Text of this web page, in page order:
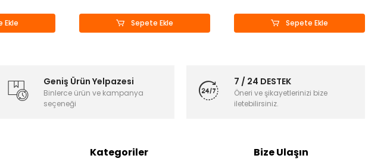
Ekle Sepete Ekle Sepete Ekle
Geniş Ürün Yelpazesi
Binlerce ürün ve kampanya
seçeneği
7 / 24 DESTEK
Öneri ve şikayetlerinizi bize
iletebilirsiniz.
Kategoriler Bize Ulaşın